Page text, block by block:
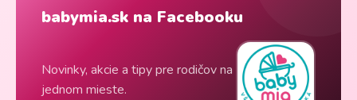
babymia.sk na Facebooku
Novinky, akcie a tipy pre rodičov na
jednom mieste.